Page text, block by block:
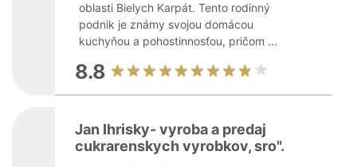
oblasti Bielych Karpát. Tento rodinný
podnik je známy svojou domácou
kuchyňou a pohostinnosťou, pričom ...
8.8
Jan Ihrisky- vyroba a predaj
cukrarenskych vyrobkov, sro".